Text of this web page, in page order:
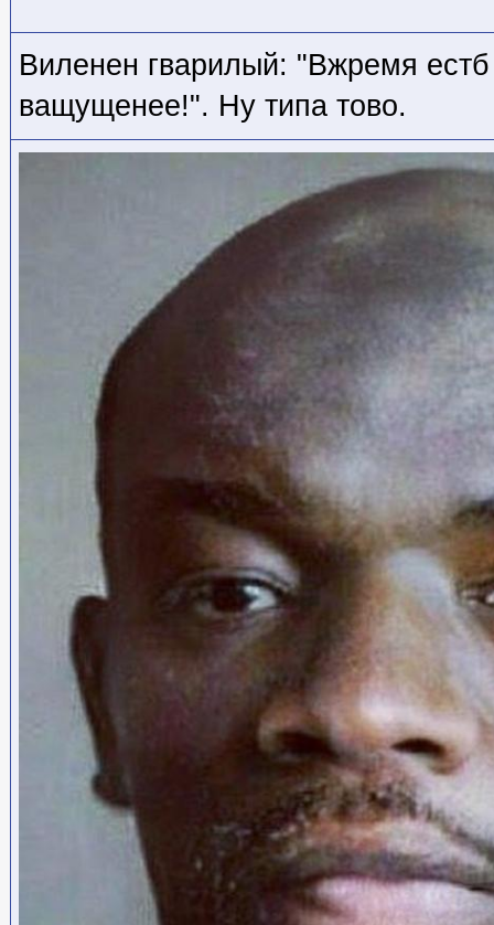
Виленен гварилый: "Вжремя
ващущенее!". Ну типа тово.